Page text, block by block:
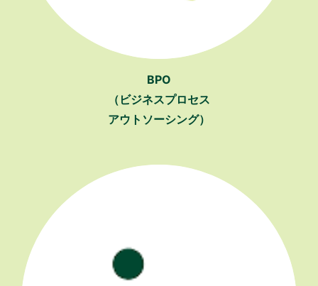
BPO
（ビジネスプロセス
アウトソーシング）